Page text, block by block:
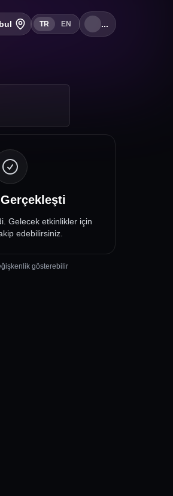
TR EN ...
Gelecek etkinlikler için
edebilirsiniz.
gösterebilir